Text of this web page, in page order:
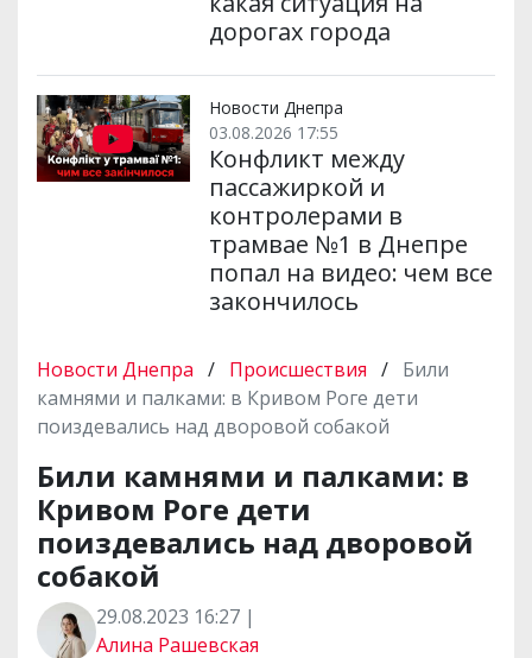
дорогах города
Новости Днепра
03.08.2026 17:55
Конфликт между
пассажиркой и
контролерами в
трамвае №1 в Днепре
попал на видео: чем все
закончилось
Новости Днепра / Происшествия / Били
камнями и палками: в Кривом Роге дети
поиздевались над дворовой собакой
Били камнями и палками: в
Кривом Роге дети
поиздевались над дворовой
собакой
29.08.2023 16:27 |
Алина Рашевская